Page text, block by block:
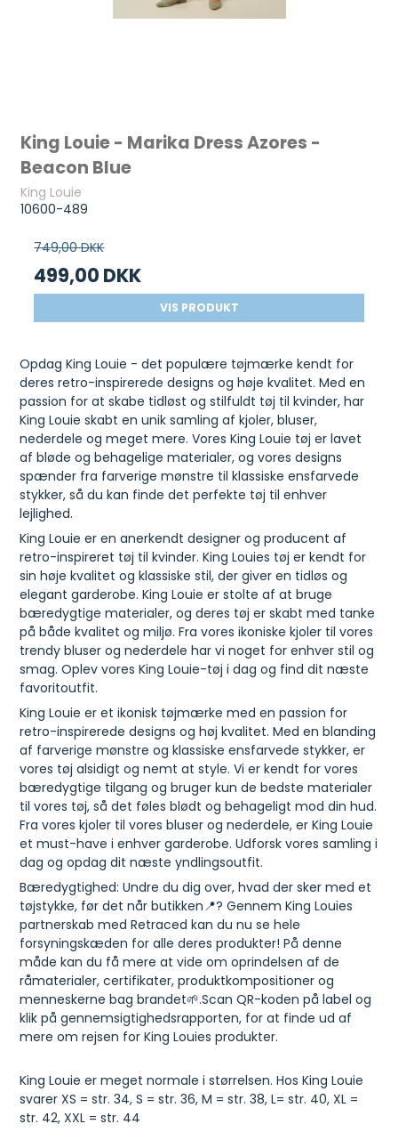
King Louie - Marika Dress Azores -
Beacon Blue
King Louie
10600-489
749,00 DKK
499,00 DKK
VIS PRODUKT
Opdag King Louie - det populære tøjmærke kendt for
deres retro-inspirerede designs og høje kvalitet. Med en
passion for at skabe tidløst og stilfuldt tøj til kvinder, har
King Louie skabt en unik samling af kjoler, bluser,
nederdele og meget mere. Vores King Louie tøj er lavet
af bløde og behagelige materialer, og vores designs
spænder fra farverige mønstre til klassiske ensfarvede
stykker, så du kan finde det perfekte tøj til enhver
lejlighed.
King Louie er en anerkendt designer og producent af
retro-inspireret tøj til kvinder. King Louies tøj er kendt for
sin høje kvalitet og klassiske stil, der giver en tidløs og
elegant garderobe. King Louie er stolte af at bruge
bæredygtige materialer, og deres tøj er skabt med tanke
på både kvalitet og miljø. Fra vores ikoniske kjoler til vores
trendy bluser og nederdele har vi noget for enhver stil og
smag. Oplev vores King Louie-tøj i dag og find dit næste
favoritoutfit.
King Louie er et ikonisk tøjmærke med en passion for
retro-inspirerede designs og høj kvalitet. Med en blanding
af farverige mønstre og klassiske ensfarvede stykker, er
vores tøj alsidigt og nemt at style. Vi er kendt for vores
bæredygtige tilgang og bruger kun de bedste materialer
til vores tøj, så det føles blødt og behageligt mod din hud.
Fra vores kjoler til vores bluser og nederdele, er King Louie
et must-have i enhver garderobe. Udforsk vores samling i
dag og opdag dit næste yndlingsoutfit.
Bæredygtighed: Undre du dig over, hvad der sker med et
tøjstykke, før det når butikken📍? Gennem King Louies
partnerskab med Retraced kan du nu se hele
forsyningskæden for alle deres produkter! På denne
måde kan du få mere at vide om oprindelsen af de
råmaterialer, certifikater, produktkompositioner og
menneskerne bag brandet🌱.Scan QR-koden på label og
klik på gennemsigtighedsrapporten, for at finde ud af
mere om rejsen for King Louies produkter.
King Louie er meget normale i størrelsen. Hos King Louie
svarer XS = str. 34, S = str. 36, M = str. 38, L= str. 40, XL =
str. 42, XXL = str. 44